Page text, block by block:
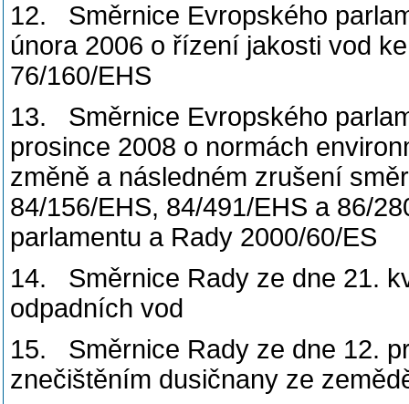
12. Směrnice Evropského
února 2006 o řízení jakosti vod
76/160/EHS
13. Směrnice Evropského
prosince 2008 o normách
změně a následném zrušení
84/156/EHS, 84/491/EHS a 86/
parlamentu a Rady 2000/60/ES
14. Směrnice Rady ze dne 21.
odpadních vod
15. Směrnice Rady ze dne 12.
znečištěním dusičnany ze